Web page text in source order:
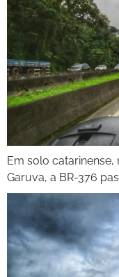
Em solo
Garuva, a BR-376